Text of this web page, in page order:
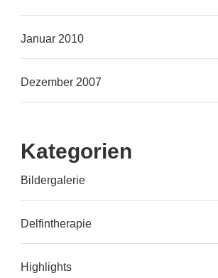
Januar 2010
Dezember 2007
Kategorien
Bildergalerie
Delfintherapie
Highlights